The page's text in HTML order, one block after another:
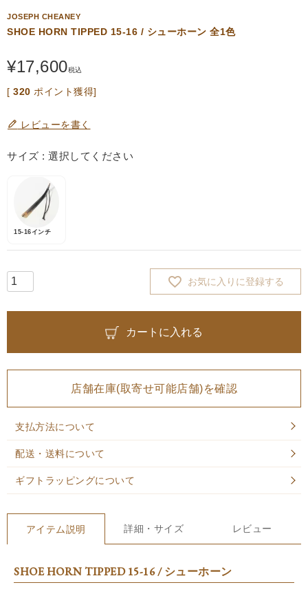
JOSEPH CHEANEY
SHOE HORN TIPPED 15-16 / シューホーン 全1色
¥17,600税込
[ 320 ポイント獲得]
レビューを書く
サイズ 選択してください
15-16インチ
お気に入りに登録する
カートに入れる
店舗在庫(取寄せ可能店舗)を確認
支払方法について
配送・送料について
ギフトラッピングについて
アイテム説明 詳細・サイズ レビュー
SHOE HORN TIPPED 15-16 / シューホーン